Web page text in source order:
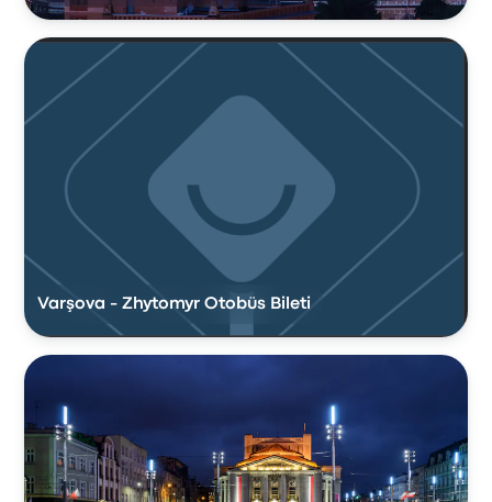
Varşova - Zhytomyr Otobüs Bileti